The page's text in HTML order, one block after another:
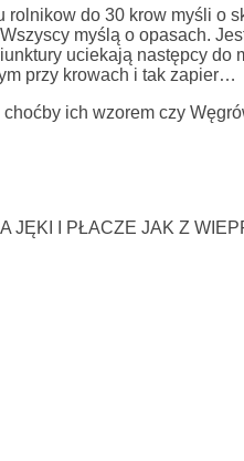
do 30 krow myśli o
myślą o opasach.
uciekają następcy do
przy krowach i tak zapier…
ich wzorem czy
I PŁACZE JAK Z